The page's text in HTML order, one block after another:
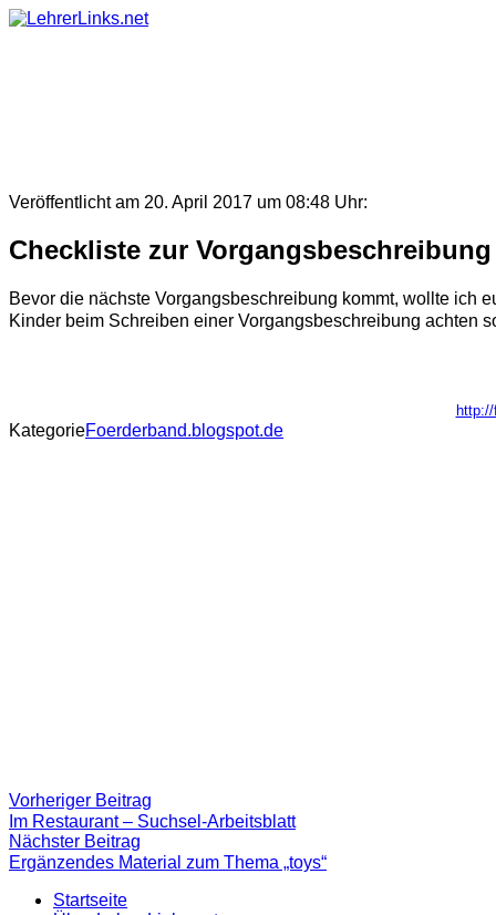
Skip
Veröffentlicht am 20. April 2017 um 08:48 Uhr:
Checkliste zur Vorgangsbeschreibung
Bevor die nächste Vorgangsbeschreibung kommt, wollte ich
Kinder beim Schreiben einer Vorgangsbeschreibung achten
KategorieFoerderband.blogspot.de
Beitragsnavigation
Vorheriger Beitrag
Beitrag:
Im Restaurant – Suchsel-Arbeitsblatt
Nächster Beitrag
Beitrag
Ergänzendes Material zum Thema „toys“
Startseite